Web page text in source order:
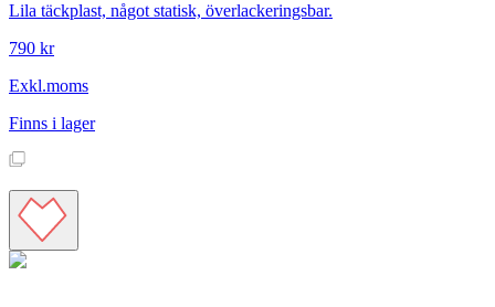
Lila täckplast, något statisk, överlackeringsbar.
790 kr
Exkl.moms
Finns i lager